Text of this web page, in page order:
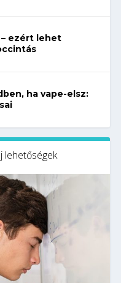
– ezért lehet
ha vape-elsz:
lehetőségek